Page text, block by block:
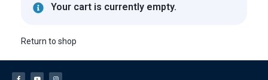
Your cart is currently empty.
Return to shop